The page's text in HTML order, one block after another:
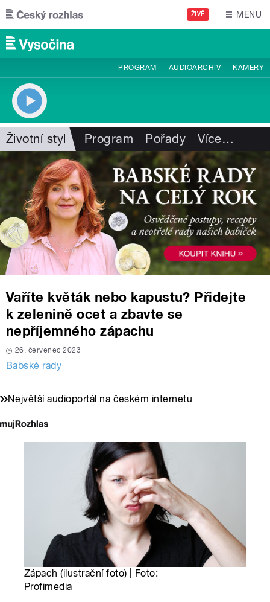
Přejít k hlavnímu obsahu
ŽIVĚ MENU
PROGRAM AUDIOARCHIV KAMERY
Životní styl Program Pořady Více…
Vaříte květák nebo kapustu? Přidejte
k zelenině ocet a zbavte se
nepříjemného zápachu
26. červenec 2023
Babské rady
Největší audioportál na českém internetu
Zápach (ilustrační foto) | Foto:
Profimedia